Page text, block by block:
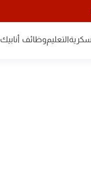
التعليموظائف أنابيك